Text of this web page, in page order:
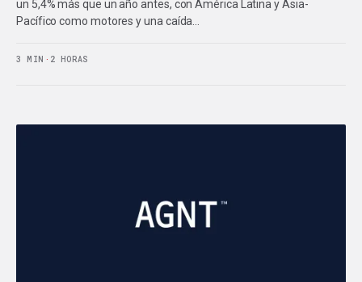
un 5,4% más que un año antes, con América Latina y Asia-
Pacífico como motores y una caída…
3 MIN · 2 HORAS